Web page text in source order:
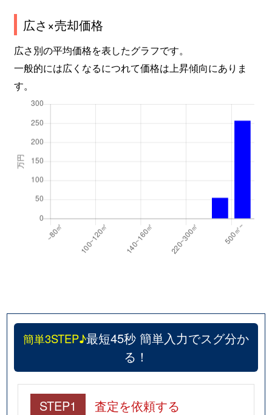
広さ×売却価格
広さ別の平均価格を表したグラフです。
一般的には広くなるにつれて価格は上昇傾向にありま
す。
簡単3STEP♪最短45秒 簡単入力でスグ分か
る！
STEP1 査定を依頼する